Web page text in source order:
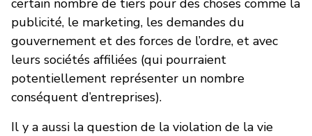
publicité, le marketing, les demandes du
gouvernement et des forces de l’ordre, et avec
leurs sociétés affiliées (qui pourraient
potentiellement représenter un nombre
conséquent d’entreprises).
Il y a aussi la question de la violation de la vie